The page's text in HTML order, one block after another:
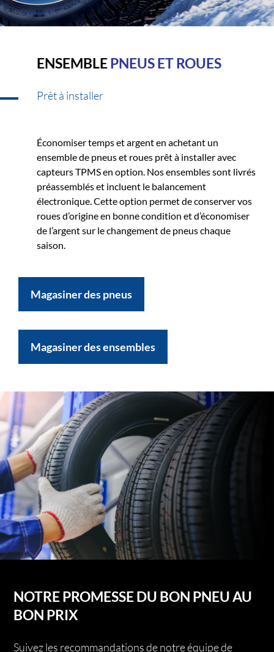
ENSEMBLEPNEUS ET ROUES
Prêt à installer
Économiser temps et argent en achetant un
ensemble de pneus et roues prêt à installer avec
capteurs TPMS en option. Nos ensembles sont livrés
préassemblés et incluent le balancement
électronique. Cette option permet de conserver vos
roues d’origine en bonne condition et d’économiser
de l’argent sur le changement de pneus chaque
saison.
Magasiner des pneus
Magasiner des ensembles
NOTRE PROMESSE DU BON PNEU AU
BON PRIX
Suivez les recommandations de notre équipe de